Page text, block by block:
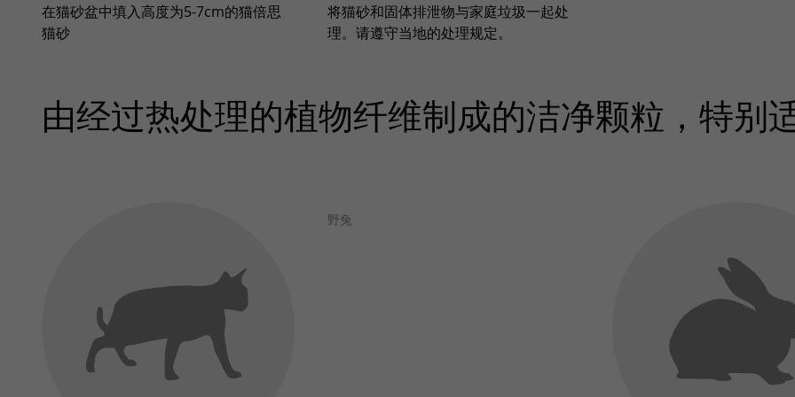
在猫砂盆中填入高度为5-7cm的猫倍思
猫砂
将猫砂和固体排泄物与家庭垃圾一起处
理。请遵守当地的处理规定。
由经过热处理的植物纤维制成的洁净颗粒，特别
野兔